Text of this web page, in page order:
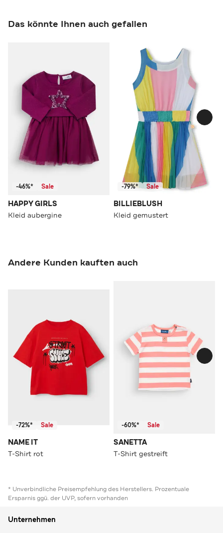
Das könnte Ihnen auch gefallen
-46%* Sale
HAPPY GIRLS
Kleid aubergine
-79%* Sale
BILLIEBLUSH
Kleid gemustert
Andere Kunden kauften auch
-72%* Sale
NAME IT
T-Shirt rot
-60%* Sale
SANETTA
T-Shirt gestreift
* Unverbindliche Preisempfehlung des Herstellers. Prozentuale
Ersparnis ggü. der UVP, sofern vorhanden
Unternehmen